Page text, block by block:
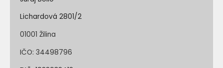
Lichardová 2801/2
01001 Žilina
IČO: 34498796